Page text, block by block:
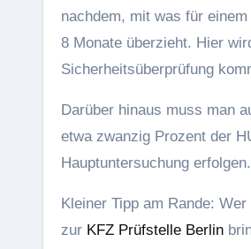
nachdem, mit was für
8 Monate überzieht. Hier
Sicherheitsüberprüfung
Darüber hinaus muss man
etwa zwanzig Prozent der
Hauptuntersuchung erfolgen.
Kleiner Tipp am Rande:
zur KFZ Prüfstelle Berlin